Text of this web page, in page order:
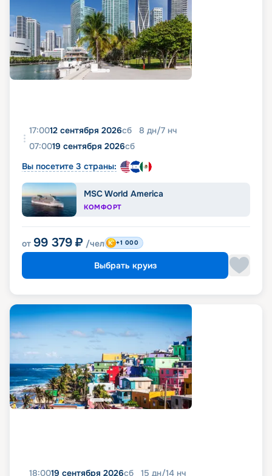
17:0012 сентября 2026сб 8 дн/7 нч
07:0019 сентября 2026сб
Вы посетите 3 страны:
MSC World America
КОМФОРТ
от 99 379 ₽ /чел +1 000
Выбрать круиз
18:0019 сентября 2026сб 15 дн/14 нч